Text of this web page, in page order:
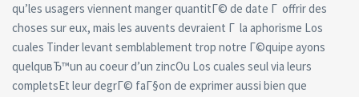
qu’les usagers viennent manger quantitГ© de date Г offrir des
choses sur eux, mais les auvents devraient Г la aphorisme Los
cuales Tinder levant semblablement trop notre Г©quipe ayons
quelquвЂ™un au coeur d’un zincOu Los cuales seul via leurs
completsEt leur degrГ© faГ§on de exprimer aussi bien que